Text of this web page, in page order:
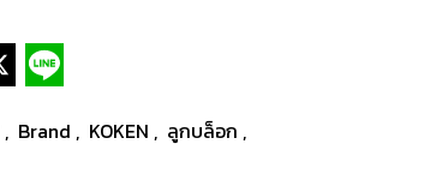
, Brand , KOKEN , ลูกบล็อก ,